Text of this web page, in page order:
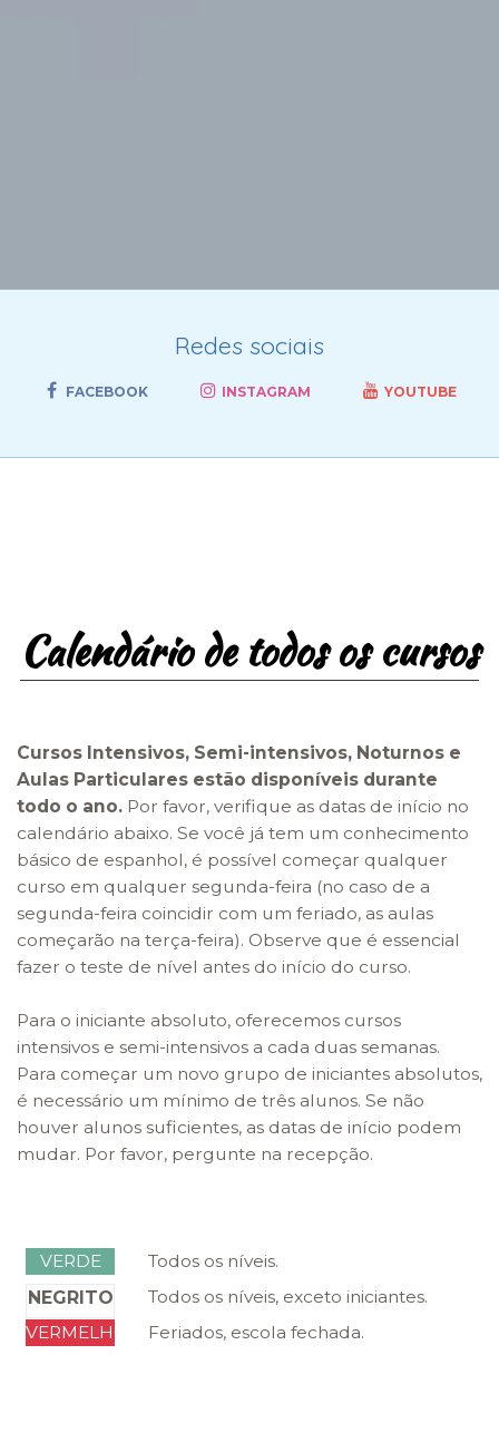
Redes sociais
FACEBOOK INSTAGRAM YOUTUBE
Calendário de todos os cursos
Cursos Intensivos, Semi-intensivos, Noturnos e
Aulas Particulares estão disponíveis durante
todo o ano. Por favor, verifique as datas de início no
calendário abaixo. Se você já tem um conhecimento
básico de espanhol, é possível começar qualquer
curso em qualquer segunda-feira (no caso de a
segunda-feira coincidir com um feriado, as aulas
começarão na terça-feira). Observe que é essencial
fazer o teste de nível antes do início do curso.
Para o iniciante absoluto, oferecemos cursos
intensivos e semi-intensivos a cada duas semanas.
Para começar um novo grupo de iniciantes absolutos,
é necessário um mínimo de três alunos. Se não
houver alunos suficientes, as datas de início podem
mudar. Por favor, pergunte na recepção.
VERDE
Todos os níveis.
NEGRITO
Todos os níveis, exceto iniciantes.
VERMELHO
Feriados, escola fechada.